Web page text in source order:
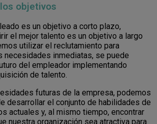
objetivos
es un objetivo a corto plazo,
el mejor talento es un objetivo a largo
utilizar el reclutamiento para
necesidades inmediatas, se puede
del empleador implementando
de talento.
futuras de la empresa, podemos
desarrollar el conjunto de habilidades de
actuales y, al mismo tiempo, encontrar
nuestra organización sea atractiva para